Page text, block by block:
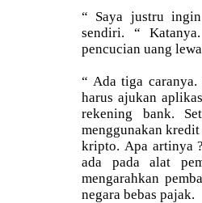
“ Saya justru
sendiri. “
pencucian uang
“ Ada tiga
harus ajukan
rekening bank.
menggunakan
kripto. Apa artinya
ada pada alat
mengarahkan
negara bebas pajak.